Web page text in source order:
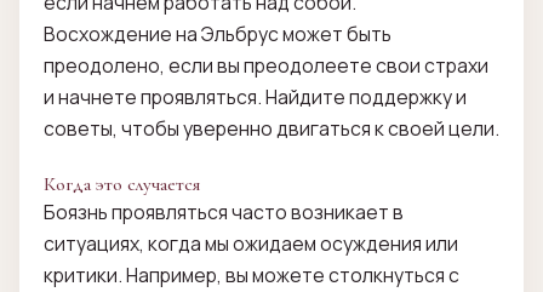
Восхождение на Эльбрус может быть
преодолено, если вы преодолеете свои страхи
и начнете проявляться. Найдите поддержку и
советы, чтобы уверенно двигаться к своей цели.
Когда это случается
Боязнь проявляться часто возникает в
ситуациях, когда мы ожидаем осуждения или
критики. Например, вы можете столкнуться с